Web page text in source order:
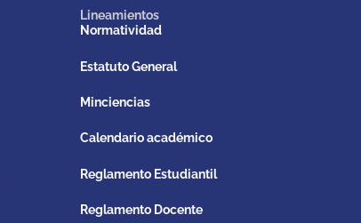
Lineamientos
Normatividad
Estatuto General
Minciencias
Calendario académico
Reglamento Estudiantil
Reglamento Docente